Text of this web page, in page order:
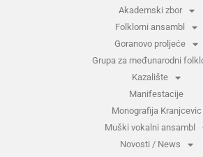
Akademski zbor
Folklorni ansambl
Goranovo proljeće
Grupa za međunarodni
Kazalište
Manifestacije
Monografija Kranjcevic
Muški vokalni ansambl
Novosti / News